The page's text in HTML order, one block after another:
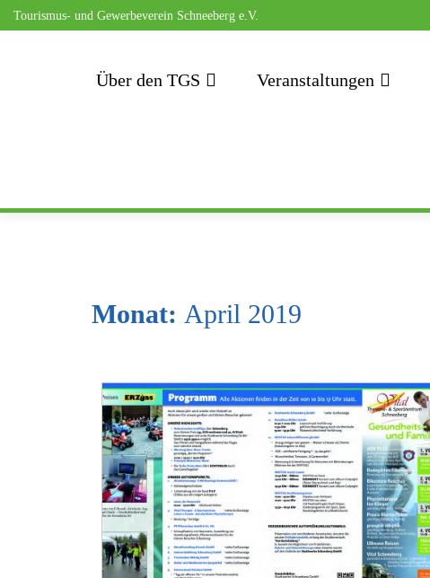
Tourismus- und Gewerbeverein Schneeberg e.V.
Über den TGS Veranstaltungen
Monat: April 2019